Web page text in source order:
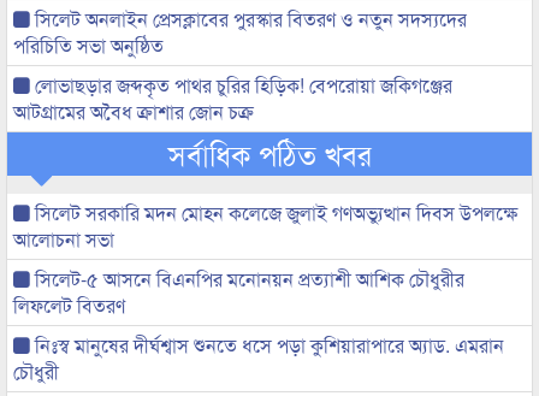
সিলেট অনলাইন প্রেসক্লাবের পুরস্কার বিতরণ ও নতুন সদস্যদের
পরিচিতি সভা অনুষ্ঠিত
লোভাছড়ার জব্দকৃত পাথর চুরির হিড়িক! বেপরোয়া জকিগঞ্জের
আটগ্রামের অবৈধ ক্রাশার জোন চক্র
সর্বাধিক পঠিত খবর
সিলেট সরকারি মদন মোহন কলেজে জুলাই গণঅভ্যুত্থান দিবস উপলক্ষে
আলোচনা সভা
সিলেট-৫ আসনে বিএনপির মনোনয়ন প্রত্যাশী আশিক চৌধুরীর
লিফলেট বিতরণ
নিঃস্ব মানুষের দীর্ঘশ্বাস শুনতে ধসে পড়া কুশিয়ারাপারে অ্যাড. এমরান
চৌধুরী